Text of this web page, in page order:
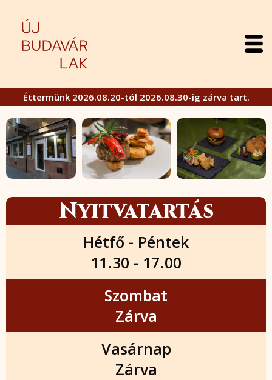
Éttermünk 2026.08.20-tól 2026.08.30-ig zárva tart.
Nyitvatartás
Hétfő - Péntek
11.30 - 17.00
Szombat
Zárva
Vasárnap
Zárva